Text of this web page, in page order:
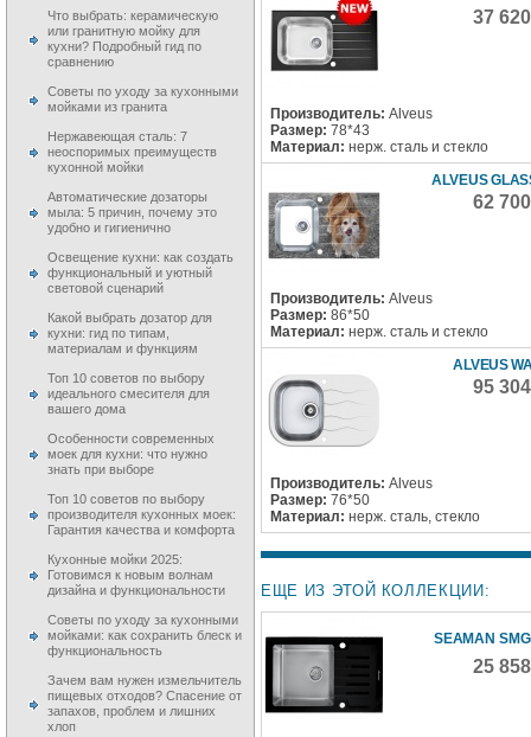
37
Производитель: Alveus
Размер: 78*43
Материал: нерж. сталь и стекло
ALVEUS
62
Производитель: Alveus
Размер: 86*50
Материал: нерж. сталь и стекло
ALVEUS
95
Производитель: Alveus
Размер: 76*50
Материал: нерж. сталь, стекло
ЕЩЕ ИЗ ЭТОЙ КОЛЛЕКЦИИ:
SEAMAN
25
Что выбрать: керамическую
или гранитную мойку для
кухни? Подробный гид по
сравнению
Советы по уходу за кухонными
мойками из гранита
Нержавеющая сталь: 7
неоспоримых преимуществ
кухонной мойки
Автоматические дозаторы
мыла: 5 причин, почему это
удобно и гигиенично
Освещение кухни: как создать
функциональный и уютный
световой сценарий
Какой выбрать дозатор для
кухни: гид по типам,
материалам и функциям
Топ 10 советов по выбору
идеального смесителя для
вашего дома
Особенности современных
моек для кухни: что нужно
знать при выборе
Топ 10 советов по выбору
производителя кухонных моек:
Гарантия качества и комфорта
Кухонные мойки 2025:
Готовимся к новым волнам
дизайна и функциональности
Советы по уходу за кухонными
мойками: как сохранить блеск и
функциональность
Зачем вам нужен измельчитель
пищевых отходов? Спасение от
запахов, проблем и лишних
хлоп